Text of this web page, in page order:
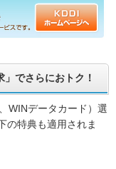
でさらにおトク！
WINデータカード）選
の特典も適用されま